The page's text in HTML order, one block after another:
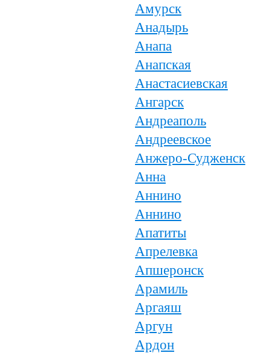
Амурск
Анадырь
Анапа
Анапская
Анастасиевская
Ангарск
Андреаполь
Андреевское
Анжеро-Судженск
Анна
Аннино
Аннино
Апатиты
Апрелевка
Апшеронск
Арамиль
Аргаяш
Аргун
Ардон